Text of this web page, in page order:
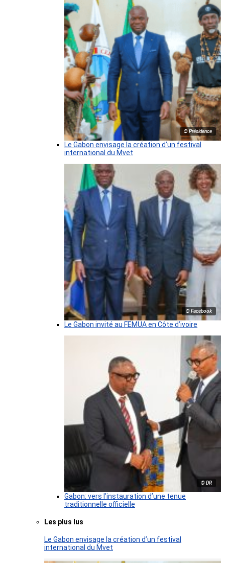
© Présidence
Le Gabon envisage la création d’un festival
international du Mvet
© Facebook
Le Gabon invité au FEMUA en Côte d’ivoire
© DR
Gabon: vers l’instauration d’une tenue
traditionnelle officielle
Les plus lus
Le Gabon envisage la création d’un festival
international du Mvet